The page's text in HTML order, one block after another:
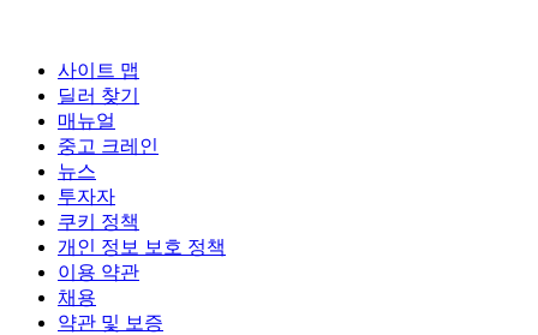
사이트 맵
딜러 찾기
매뉴얼
중고 크레인
뉴스
투자자
쿠키 정책
개인 정보 보호 정책
이용 약관
채용
약관 및 보증